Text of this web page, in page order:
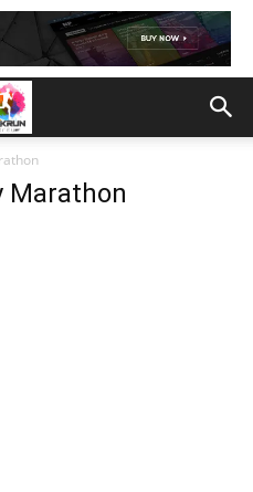
Marathon